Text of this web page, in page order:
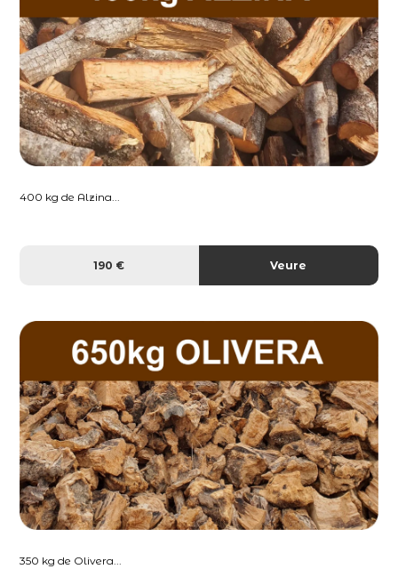
400 kg de Alzina...
190 € Veure
350 kg de Olivera...